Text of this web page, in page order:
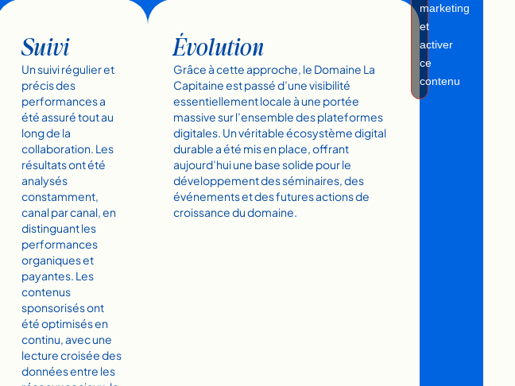
Suivi
Un suivi régulier et
précis des
performances a
été assuré tout au
long de la
collaboration. Les
résultats ont été
analysés
constamment,
canal par canal, en
distinguant les
performances
organiques et
payantes. Les
contenus
sponsorisés ont
été optimisés en
continu, avec une
lecture croisée des
données entre les
Évolution
Grâce à cette approche, le Domaine La
Capitaine est passé d’une visibilité
essentiellement locale à une portée
massive sur l’ensemble des plateformes
digitales. Un véritable écosystème digital
durable a été mis en place, offrant
aujourd’hui une base solide pour le
développement des séminaires, des
événements et des futures actions de
croissance du domaine.
marketing
et
activer
ce
contenu